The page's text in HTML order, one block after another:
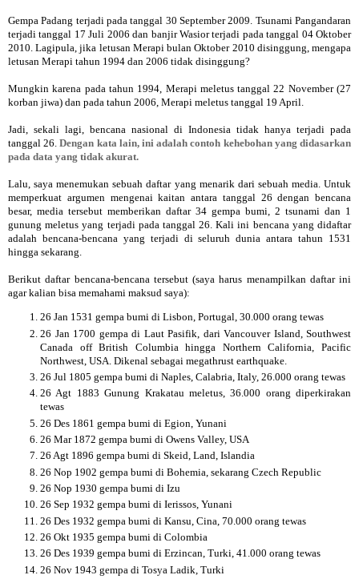
Gempa Padang terjadi pada tanggal 30 September 2009. Tsunami Pangandaran
terjadi tanggal 17 Juli 2006 dan banjir Wasior terjadi pada tanggal 04 Oktober
2010. Lagipula, jika letusan Merapi bulan Oktober 2010 disinggung, mengapa
letusan Merapi tahun 1994 dan 2006 tidak disinggung?
Mungkin karena pada tahun 1994, Merapi meletus tanggal 22 November (27
korban jiwa) dan pada tahun 2006, Merapi meletus tanggal 19 April.
Jadi, sekali lagi, bencana nasional di Indonesia tidak hanya terjadi pada
tanggal 26. Dengan kata lain, ini adalah contoh kehebohan yang didasarkan
pada data yang tidak akurat.
Lalu, saya menemukan sebuah daftar yang menarik dari sebuah media. Untuk
memperkuat argumen mengenai kaitan antara tanggal 26 dengan bencana
besar, media tersebut memberikan daftar 34 gempa bumi, 2 tsunami dan 1
gunung meletus yang terjadi pada tanggal 26. Kali ini bencana yang didaftar
adalah bencana-bencana yang terjadi di seluruh dunia antara tahun 1531
hingga sekarang.
Berikut daftar bencana-bencana tersebut (saya harus menampilkan daftar ini
agar kalian bisa memahami maksud saya):
26 Jan 1531 gempa bumi di Lisbon, Portugal, 30.000 orang tewas
26 Jan 1700 gempa di Laut Pasifik, dari Vancouver Island, Southwest
Canada off British Columbia hingga Northern California, Pacific
Northwest, USA. Dikenal sebagai megathrust earthquake.
26 Jul 1805 gempa bumi di Naples, Calabria, Italy, 26.000 orang tewas
26 Agt 1883 Gunung Krakatau meletus, 36.000 orang diperkirakan
tewas
26 Des 1861 gempa bumi di Egion, Yunani
26 Mar 1872 gempa bumi di Owens Valley, USA
26 Agt 1896 gempa bumi di Skeid, Land, Islandia
26 Nop 1902 gempa bumi di Bohemia, sekarang Czech Republic
26 Nop 1930 gempa bumi di Izu
26 Sep 1932 gempa bumi di Ierissos, Yunani
26 Des 1932 gempa bumi di Kansu, Cina, 70.000 orang tewas
26 Okt 1935 gempa bumi di Colombia
26 Des 1939 gempa bumi di Erzincan, Turki, 41.000 orang tewas
26 Nov 1943 gempa di Tosya Ladik, Turki